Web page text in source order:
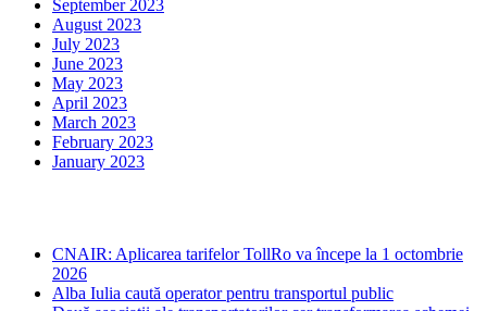
September 2023
August 2023
July 2023
June 2023
May 2023
April 2023
March 2023
February 2023
January 2023
CNAIR: Aplicarea tarifelor TollRo va începe la 1 octombrie
2026
Alba Iulia caută operator pentru transportul public